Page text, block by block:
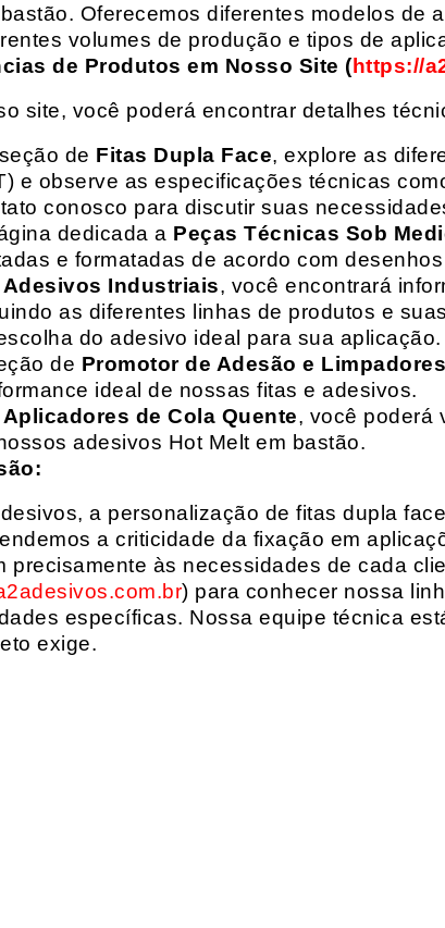
Oferecemos diferentes modelos de
volumes de produção e tipos de
de Produtos em Nosso Site (https://
site, você poderá encontrar detalhes
de Fitas Dupla Face, explore as
e observe as especificações técnicas
conosco para discutir suas
dedicada a Peças Técnicas Sob
e formatadas de acordo com
Adesivos Industriais, você encontrará
as diferentes linhas de produtos e
do adesivo ideal para sua aplicação.
de Promotor de Adesão e Limpadores
ideal de nossas fitas e adesivos.
Aplicadores de Cola Quente, você poderá
adesivos Hot Melt em bastão.
a personalização de fitas dupla
a criticidade da fixação em
precisamente às necessidades de cada
) para conhecer nossa
específicas. Nossa equipe técnica
exige.